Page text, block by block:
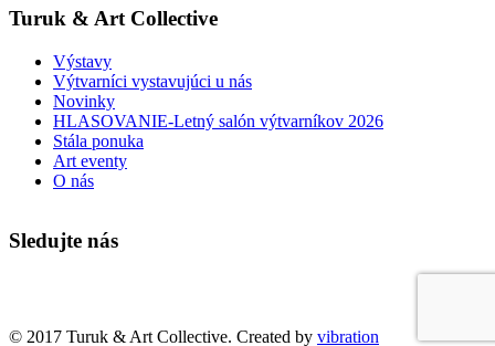
Turuk & Art Collective
Výstavy
Výtvarníci vystavujúci u nás
Novinky
HLASOVANIE-Letný salón výtvarníkov 2026
Stála ponuka
Art eventy
O nás
Sledujte nás
© 2017 Turuk & Art Collective. Created by vibration